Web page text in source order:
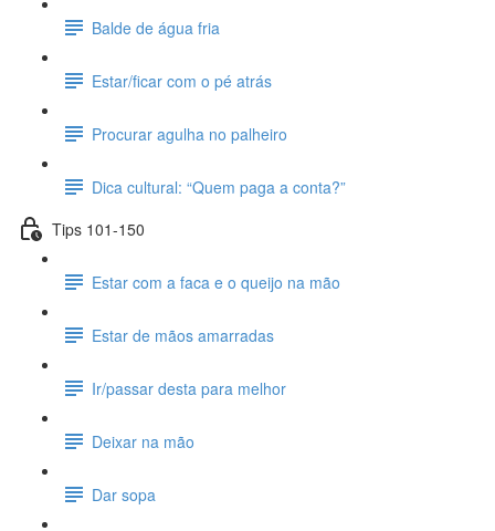
Balde de água fria
Estar/ficar com o pé atrás
Procurar agulha no palheiro
Dica cultural: “Quem paga a conta?”
Tips 101-150
Estar com a faca e o queijo na mão
Estar de mãos amarradas
Ir/passar desta para melhor
Deixar na mão
Dar sopa